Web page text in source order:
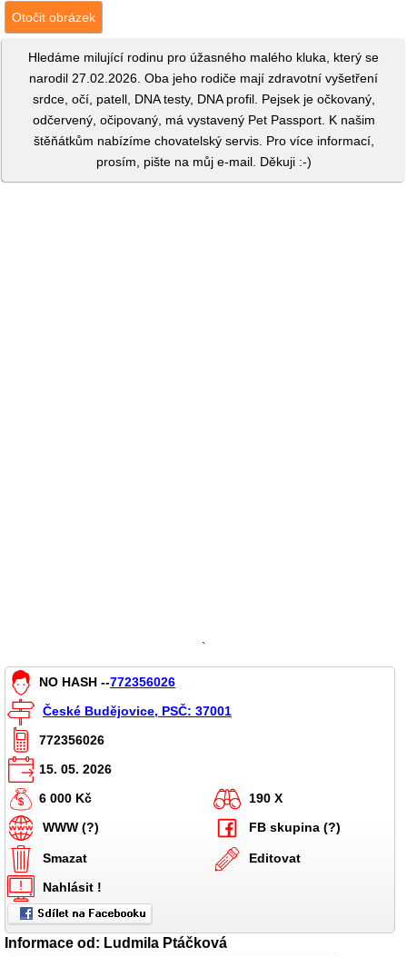
Otočit obrázek
Hledáme milující rodinu pro úžasného malého kluka, který se
narodil 27.02.2026. Oba jeho rodiče mají zdravotní vyšetření
srdce, očí, patell, DNA testy, DNA profil. Pejsek je očkovaný,
odčervený, očipovaný, má vystavený Pet Passport. K našim
štěňátkům nabízíme chovatelský servis. Pro více informací,
prosím, pište na můj e-mail. Děkuji :-)
`
NO HASH --772356026
České Budějovice, PSČ: 37001
772356026
15. 05. 2026
6 000 Kč
190 X
WWW (?)
FB skupina (?)
Smazat
Editovat
Nahlásit !
Informace od: Ludmila Ptáčková